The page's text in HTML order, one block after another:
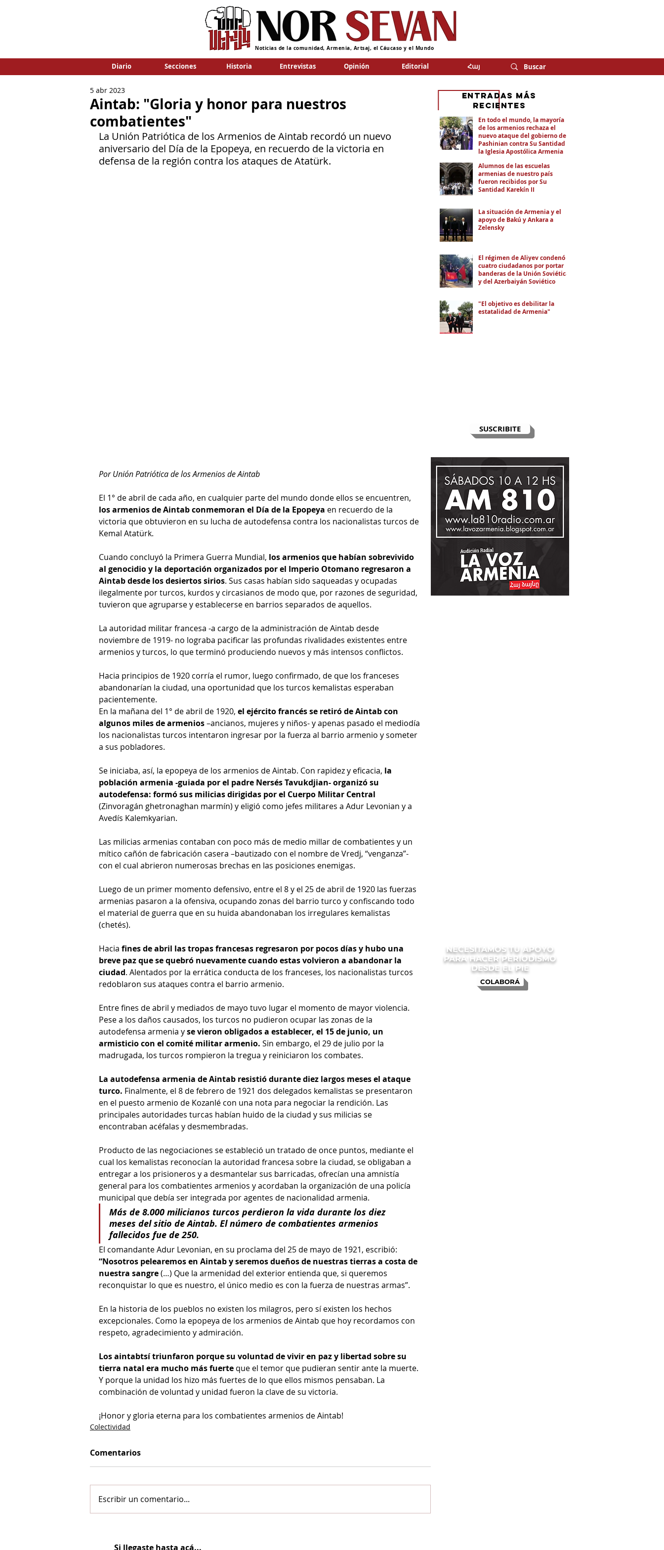
Noticias de la comunidad, Armenia, Artsaj, el Cáucaso y el Mundo
Diario Secciones Historia Entrevistas Opinión Editorial Հայ
Aintab: "Gloria y honor para nuestros
combatientes"
5 abr 2023
La Unión Patriótica de los Armenios de Aintab recordó un nuevo
aniversario del Día de la Epopeya, en recuerdo de la victoria en
defensa de la región contra los ataques de Atatürk.
Por Unión Patriótica de los Armenios de Aintab
El 1° de abril de cada año, en cualquier parte del mundo donde ellos se encuentren,
los armenios de Aintab conmemoran el Día de la Epopeya en recuerdo de la
victoria que obtuvieron en su lucha de autodefensa contra los nacionalistas turcos de
Kemal Atatürk.
Cuando concluyó la Primera Guerra Mundial, los armenios que habían sobrevivido
al genocidio y la deportación organizados por el Imperio Otomano regresaron a
Aintab desde los desiertos sirios. Sus casas habían sido saqueadas y ocupadas
ilegalmente por turcos, kurdos y circasianos de modo que, por razones de seguridad,
tuvieron que agruparse y establecerse en barrios separados de aquellos.
La autoridad militar francesa -a cargo de la administración de Aintab desde
noviembre de 1919- no lograba pacificar las profundas rivalidades existentes entre
armenios y turcos, lo que terminó produciendo nuevos y más intensos conflictos.
Hacia principios de 1920 corría el rumor, luego confirmado, de que los franceses
abandonarían la ciudad, una oportunidad que los turcos kemalistas esperaban
pacientemente.
En la mañana del 1° de abril de 1920, el ejército francés se retiró de Aintab con
algunos miles de armenios –ancianos, mujeres y niños- y apenas pasado el mediodía
los nacionalistas turcos intentaron ingresar por la fuerza al barrio armenio y someter
a sus pobladores.
Se iniciaba, así, la epopeya de los armenios de Aintab. Con rapidez y eficacia, la
población armenia -guiada por el padre Nersés Tavukdjian- organizó su
autodefensa: formó sus milicias dirigidas por el Cuerpo Militar Central
(Zinvoragán ghetronaghan marmín) y eligió como jefes militares a Adur Levonian y a
Avedís Kalemkyarian.
Las milicias armenias contaban con poco más de medio millar de combatientes y un
mítico cañón de fabricación casera –bautizado con el nombre de Vredj, “venganza”-
con el cual abrieron numerosas brechas en las posiciones enemigas.
Luego de un primer momento defensivo, entre el 8 y el 25 de abril de 1920 las fuerzas
armenias pasaron a la ofensiva, ocupando zonas del barrio turco y confiscando todo
el material de guerra que en su huida abandonaban los irregulares kemalistas
(chetés).
Hacia fines de abril las tropas francesas regresaron por pocos días y hubo una
breve paz que se quebró nuevamente cuando estas volvieron a abandonar la
ciudad. Alentados por la errática conducta de los franceses, los nacionalistas turcos
redoblaron sus ataques contra el barrio armenio.
Entre fines de abril y mediados de mayo tuvo lugar el momento de mayor violencia.
Pese a los daños causados, los turcos no pudieron ocupar las zonas de la
autodefensa armenia y se vieron obligados a establecer, el 15 de junio, un
armisticio con el comité militar armenio. Sin embargo, el 29 de julio por la
madrugada, los turcos rompieron la tregua y reiniciaron los combates.
La autodefensa armenia de Aintab resistió durante diez largos meses el ataque
turco. Finalmente, el 8 de febrero de 1921 dos delegados kemalistas se presentaron
en el puesto armenio de Kozanlé con una nota para negociar la rendición. Las
principales autoridades turcas habían huido de la ciudad y sus milicias se
encontraban acéfalas y desmembradas.
Producto de las negociaciones se estableció un tratado de once puntos, mediante el
cual los kemalistas reconocían la autoridad francesa sobre la ciudad, se obligaban a
entregar a los prisioneros y a desmantelar sus barricadas, ofrecían una amnistía
general para los combatientes armenios y acordaban la organización de una policía
municipal que debía ser integrada por agentes de nacionalidad armenia.
Más de 8.000 milicianos turcos perdieron la vida durante los diez
meses del sitio de Aintab. El número de combatientes armenios
fallecidos fue de 250.
El comandante Adur Levonian, en su proclama del 25 de mayo de 1921, escribió:
“Nosotros pelearemos en Aintab y seremos dueños de nuestras tierras a costa de
nuestra sangre (…) Que la armenidad del exterior entienda que, si queremos
reconquistar lo que es nuestro, el único medio es con la fuerza de nuestras armas”.
En la historia de los pueblos no existen los milagros, pero sí existen los hechos
excepcionales. Como la epopeya de los armenios de Aintab que hoy recordamos con
respeto, agradecimiento y admiración.
Los aintabtsí triunfaron porque su voluntad de vivir en paz y libertad sobre su
tierra natal era mucho más fuerte que el temor que pudieran sentir ante la muerte.
Y porque la unidad los hizo más fuertes de lo que ellos mismos pensaban. La
combinación de voluntad y unidad fueron la clave de su victoria.
¡Honor y gloria eterna para los combatientes armenios de Aintab!
Colectividad
Comentarios
Escribir un comentario...
SUSCRIBITE
En todo el mundo, la mayoría
de los armenios rechaza el
nuevo ataque del gobierno de
Pashinian contra Su Santidad y
la Iglesia Apostólica Armenia
Alumnos de las escuelas
armenias de nuestro país
fueron recibidos por Su
Santidad Karekín II
La situación de Armenia y el
apoyo de Bakú y Ankara a
Zelensky
El régimen de Aliyev condenó a
cuatro ciudadanos por portar
banderas de la Unión Soviética
y del Azerbaiyán Soviético
"El objetivo es debilitar la
estatalidad de Armenia"
eNTRADAS MÁS
RECIENTES
COLABORÁ
NECESITAMOS TU APOYO
PARA HACER PERIODISMO
DESDE EL PIE
Si llegaste hasta acá...